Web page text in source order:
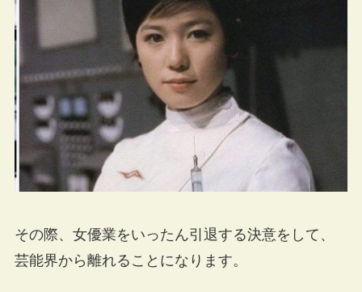
その際、女優業をいったん引退する決意をして、
芸能界から離れることになります。